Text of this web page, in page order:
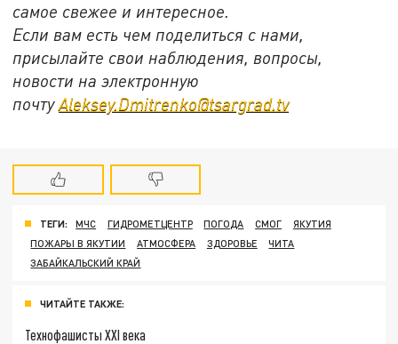
самое свежее и интересное.
Если вам есть чем поделиться с нами,
присылайте свои наблюдения, вопросы,
новости на электронную
почтуAleksey.Dmitrenko@tsargrad.tv
ТЕГИ: МЧС ГИДРОМЕТЦЕНТР ПОГОДА СМОГ
ЯКУТИЯ
ПОЖАРЫ В ЯКУТИИ
АТМОСФЕРА ЗДОРОВЬЕ
ЧИТА
ЗАБАЙКАЛЬСКИЙ КРАЙ
ЧИТАЙТЕ ТАКЖЕ:
Технофашисты XXI века